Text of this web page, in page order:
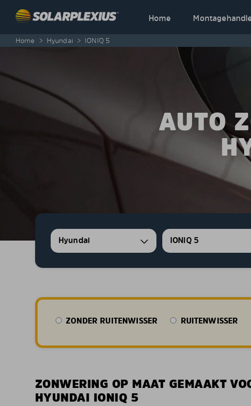
Home
Home > Hyundai > IONIQ 5
AUTO
Hyundai IONIQ 5
ZONDER RUITENWISSER RUITENWISSER
ZONWERING OP MAAT GEMAAKT
HYUNDAI IONIQ 5